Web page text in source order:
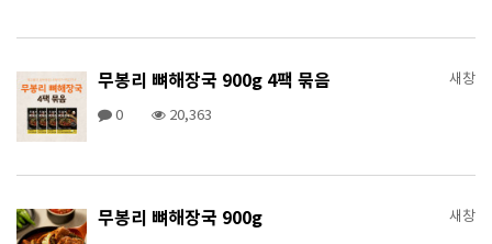
새창
무봉리 뼈해장국 900g 4팩 묶음
0 20,363
새창
무봉리 뼈해장국 900g